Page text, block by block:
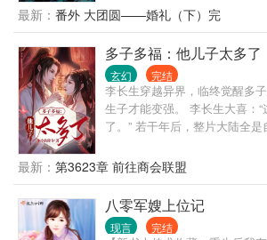
后，发现这个不友好的鬼世界
一起穿越的室友，不是alpha就
大直男却是omega，他真的承
迟来的金手指也是手指，他来
总行了吧！ 只是他没想到，这
的魔爪。 某腹黑的军团少帅，
有件事忘了告诉你，我是
属omega了，我说过你逃不掉
霍少帅：“夫人冷静点，我要是
池影：“无所谓，再找一个。” ”
事实证明，霍少帅的确拿他没
子里，他在想这样的话，这家伙
最新： 番外 大团圆——婚礼（下）完
多子多福：他儿子太多了
玄幻 完结
李长生穿越异界，临终觉醒多
生子才能变强。 李长生大喜：
了。” 若干年后，整片大陆全
最新： 第3623章 前往商会联盟
八零军嫂上位记
现言 完结